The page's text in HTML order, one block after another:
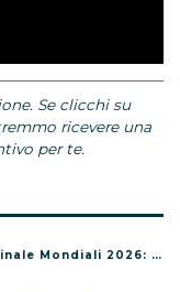
Se clicchi su
ricevere una
per te.
orario, dove vederlo e chi canta